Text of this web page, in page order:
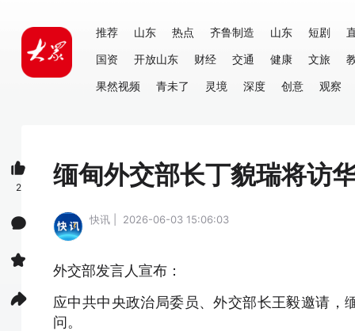
推荐 山东 热点 齐鲁制造 山东 短剧
国资
开放山东 财经 交通 健康 文旅
果然视频
青未了 灵境 深度 创意 观察
缅甸外交部长丁貌瑞将访
快讯 | 2026-06-03 15:06:03
外交部发言人宣布：
应中共中央政治局委员、外交部长王毅邀请
问。
2